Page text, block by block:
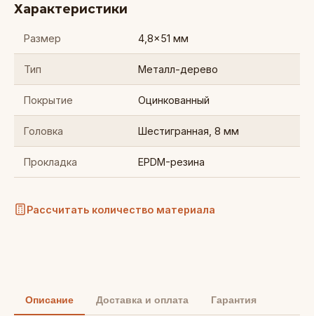
Характеристики
Размер 4,8×51 мм
Тип Металл-дерево
Покрытие Оцинкованный
Головка Шестигранная, 8 мм
Прокладка EPDM-резина
Рассчитать количество материала
Описание Доставка и оплата Гарантия